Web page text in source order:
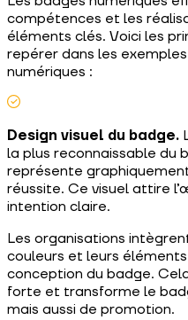
compétences et les
éléments clés. Voici les
repérer dans les
numériques :
Design visuel du badge.
la plus reconnaissable du
représente
réussite. Ce visuel attire
intention claire.
Les organisations
couleurs et leurs
conception du badge.
forte et transforme le
mais aussi de promotion.